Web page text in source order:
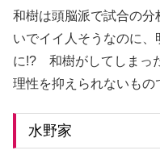
和樹は頭脳派で試合の
いでイイ人そうなのに
に!? 和樹がしてしまっ
理性を抑えられないも
水野家